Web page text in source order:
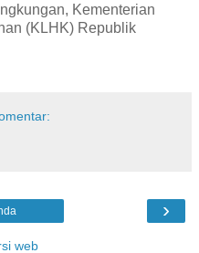
Kementerian
(KLHK) Republik
›
web